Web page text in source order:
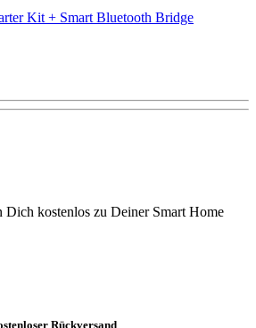
Kit + Smart Bluetooth Bridge
Dich kostenlos zu Deiner Smart Home
Rückversand